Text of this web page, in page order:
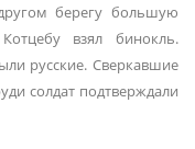
берегу большую
взял бинокль.
русские. Сверкавшие
солдат подтверждали